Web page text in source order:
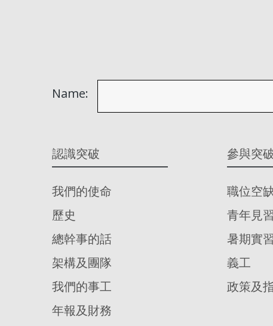
Name:
認識突破
我們的使命
歷史
總幹事的話
架構及團隊
我們的事工
年報及財務
參與突
職位空
青年見
暑期實
義工
政策及